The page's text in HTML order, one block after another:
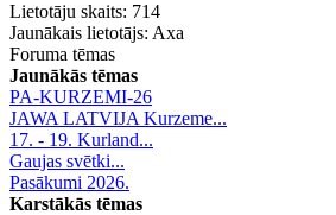
Lietotāju skaits: 714
Jaunākais lietotājs: Axa
Foruma tēmas
Jaunākās tēmas
PA-KURZEMI-26
JAWA LATVIJA Kurzeme...
17. - 19. Kurland...
Gaujas svētki...
Pasākumi 2026.
Karstākās tēmas